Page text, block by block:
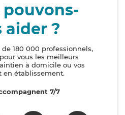
aider ?
180 000 professionnels,
vous les meilleurs
à domicile ou vos
en établissement.
7/7